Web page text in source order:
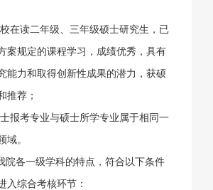
在读二年级、三年级硕士研究生，已
案规定的课程学习，成绩优秀，具有
能力和取得创新性成果的潜力，获硕
推荐；
报考专业与硕士所学专业属于相同一
域。
院各一级学科的特点，符合以下条件
入综合考核环节：